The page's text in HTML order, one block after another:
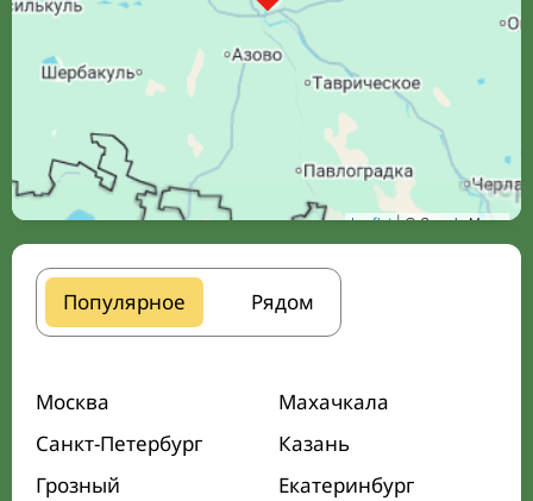
Leaflet| © Google Maps
Популярное Рядом
Москва
Махачкала
Санкт-Петербург
Казань
Грозный
Екатеринбург